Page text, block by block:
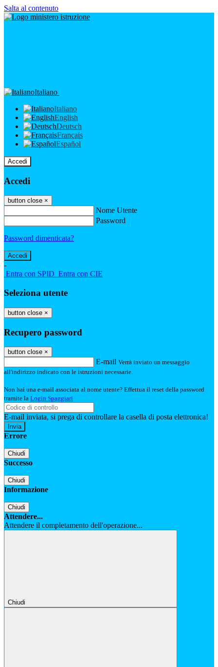
Salta al contenuto
Italiano
Italiano
English
Deutsch
Français
Español
Accedi
Accedi
button close ×
Nome Utente
Password
Password dimenticata?
-
Entra con SPID Entra con CIE
Seleziona utente
button close ×
Recupero password
button close ×
E-mail Verrà inviato un messaggio
all'indirizzo indicato con le istruzioni necessarie.
Non hai una e-mail associata al nome utente? Effettua il reset della password
tramite la Login Spaggiari
E-mail inviata, si prega di controllare la casella di posta elettronica!
Errore
Chiudi
Successo
Chiudi
Informazione
Chiudi
Attendere...
Attendere il completamento dell'operazione...
Chiudi